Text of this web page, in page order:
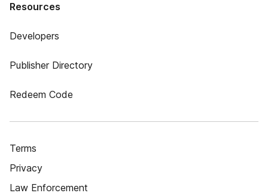
Resources
Developers
Publisher Directory
Redeem Code
Terms
Privacy
Law Enforcement